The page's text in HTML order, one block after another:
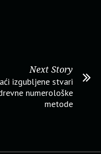
Next Story
izgubljene stvari
numerološke
metode